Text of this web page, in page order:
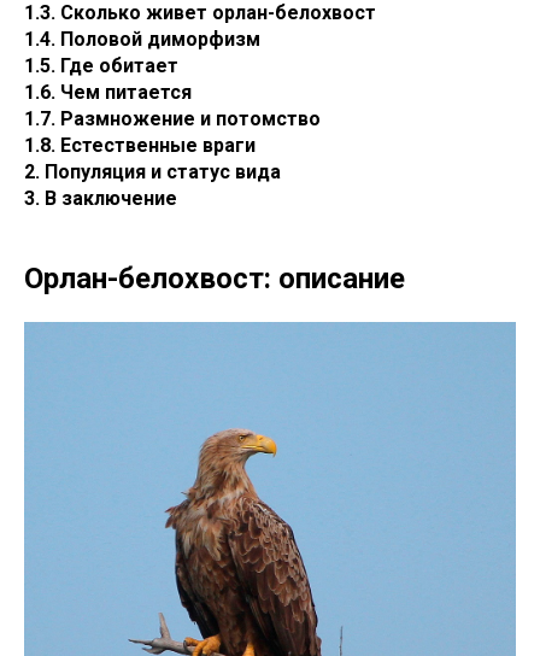
1.3. Сколько живет орлан-белохвост
1.4. Половой диморфизм
1.5. Где обитает
1.6. Чем питается
1.7. Размножение и потомство
1.8. Естественные враги
2. Популяция и статус вида
3. В заключение
Орлан-белохвост: описание